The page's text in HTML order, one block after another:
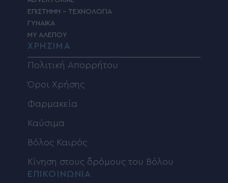
ΕΠΙΣΤΗΜΗ – ΤΕΧΝΟΛΟΓΙΑ
ΓΥΝΑΙΚΑ
MY ΑΛΕΠΟΥ
ΧΡΗΣΙΜΑ
Πολιτική Απορρήτου
Όροι Χρήσης
Φαρμακεία
Καύσιμα
Βόλος Καιρός
Κίνηση στους δρόμους του Βόλου
ΕΠΙΚΟΙΝΩΝΙΑ